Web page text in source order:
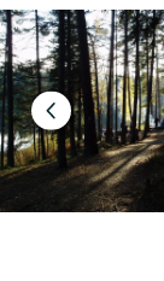
Föregående
bild